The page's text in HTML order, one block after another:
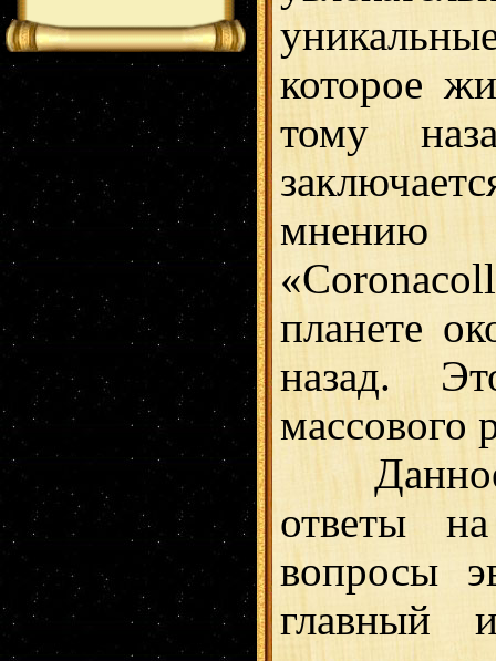
которое
тому
планете
назад.
массового
Данное
ответы
вопросы
главный